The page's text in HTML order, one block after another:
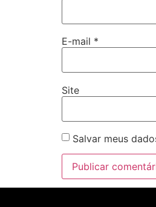
E-mail *
Site
Salvar meus